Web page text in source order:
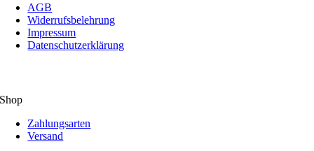
AGB
Widerrufsbelehrung
Impressum
Datenschutzerklärung
Shop
Zahlungsarten
Versand